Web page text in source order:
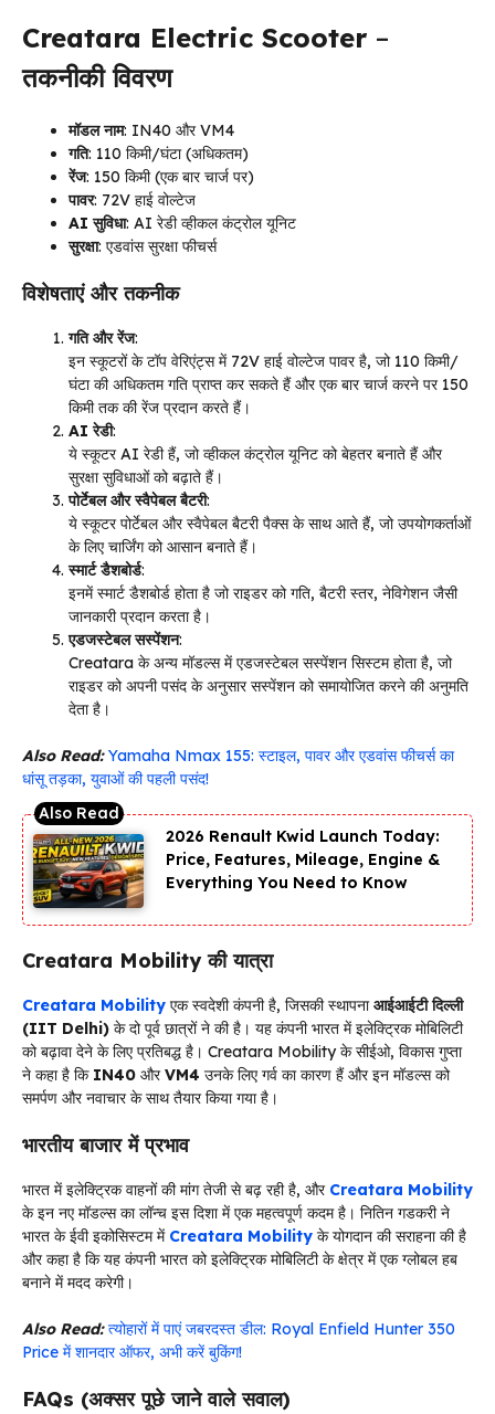
Creatara Electric Scooter –
तकनीकी विवरण
मॉडल नाम: IN40 और VM4
गति: 110 किमी/घंटा (अधिकतम)
रेंज: 150 किमी (एक बार चार्ज पर)
पावर: 72V हाई वोल्टेज
AI सुविधा: AI रेडी व्हीकल कंट्रोल यूनिट
सुरक्षा: एडवांस सुरक्षा फीचर्स
विशेषताएं और तकनीक
गति और रेंज:
इन स्कूटरों के टॉप वेरिएंट्स में 72V हाई वोल्टेज पावर है, जो 110 किमी/
घंटा की अधिकतम गति प्राप्त कर सकते हैं और एक बार चार्ज करने पर 150
किमी तक की रेंज प्रदान करते हैं।
AI रेडी:
ये स्कूटर AI रेडी हैं, जो व्हीकल कंट्रोल यूनिट को बेहतर बनाते हैं और
सुरक्षा सुविधाओं को बढ़ाते हैं।
पोर्टेबल और स्वैपेबल बैटरी:
ये स्कूटर पोर्टेबल और स्वैपेबल बैटरी पैक्स के साथ आते हैं, जो उपयोगकर्ताओं
के लिए चार्जिंग को आसान बनाते हैं।
स्मार्ट डैशबोर्ड:
इनमें स्मार्ट डैशबोर्ड होता है जो राइडर को गति, बैटरी स्तर, नेविगेशन जैसी
जानकारी प्रदान करता है।
एडजस्टेबल सस्पेंशन:
Creatara के अन्य मॉडल्स में एडजस्टेबल सस्पेंशन सिस्टम होता है, जो
राइडर को अपनी पसंद के अनुसार सस्पेंशन को समायोजित करने की अनुमति
देता है।
Also Read: Yamaha Nmax 155: स्टाइल, पावर और एडवांस फीचर्स का
धांसू तड़का, युवाओं की पहली पसंद!
2026 Renault Kwid Launch Today:
Price, Features, Mileage, Engine &
Everything You Need to Know
Creatara Mobility की यात्रा
Creatara Mobility एक स्वदेशी कंपनी है, जिसकी स्थापनाआईआईटी दिल्ली
(IIT Delhi) के दो पूर्व छात्रों ने की है। यह कंपनी भारत में इलेक्ट्रिक मोबिलिटी
को बढ़ावा देने के लिए प्रतिबद्ध है। Creatara Mobility के सीईओ, विकास गुप्ता
ने कहा है कि IN40 औरVM4 उनके लिए गर्व का कारण हैं और इन मॉडल्स को
समर्पण और नवाचार के साथ तैयार किया गया है।
भारतीय बाजार में प्रभाव
भारत में इलेक्ट्रिक वाहनों की मांग तेजी से बढ़ रही है, और Creatara Mobility
के इन नए मॉडल्स का लॉन्च इस दिशा में एक महत्वपूर्ण कदम है। नितिन गडकरी ने
भारत के ईवी इकोसिस्टम में Creatara Mobility के योगदान की सराहना की है
और कहा है कि यह कंपनी भारत को इलेक्ट्रिक मोबिलिटी के क्षेत्र में एक ग्लोबल हब
बनाने में मदद करेगी।
Also Read: त्योहारों में पाएं जबरदस्त डील: Royal Enfield Hunter 350
Price में शानदार ऑफर, अभी करें बुकिंग!
FAQs (अक्सर पूछे जाने वाले सवाल)